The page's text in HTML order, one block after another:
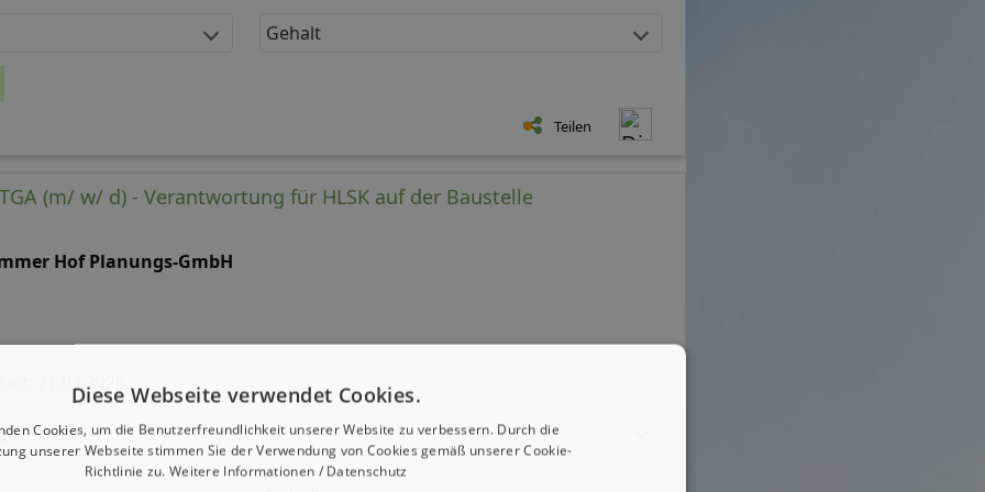
Gehalt
Teilen
(m/ w/ d) - Verantwortung für HLSK auf der Baustelle
Hof Planungs-GmbH
21.07.2026Diese Webseite verwendet Cookies.
Cookies, um die Benutzerfreundlichkeit unserer Website zu verbessern. Durch die
unserer Webseite stimmen Sie der Verwendung von Cookies gemäß unserer Cookie-
Richtlinie zu. Weitere Informationen / Datenschutz